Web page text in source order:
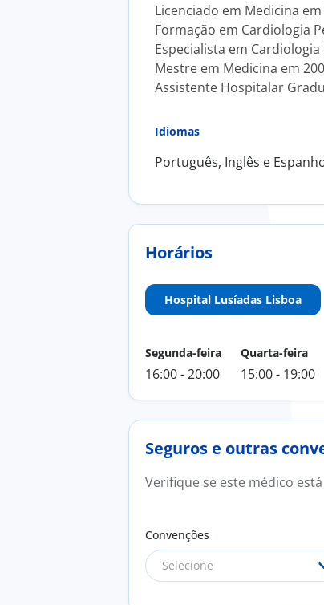
Licenciado em Medicina em
Formação em Cardiologia
Especialista em
Mestre em Medicina em
Assistente Hospitalar
Idiomas
Português, Inglês e
Horários
Hospital Lusíadas Lisboa
Segunda-feira
16:00 - 20:00
Quarta-feira
15:00 - 19:00
Seguros e outras
Verifique se este médico
Convenções
Selecione